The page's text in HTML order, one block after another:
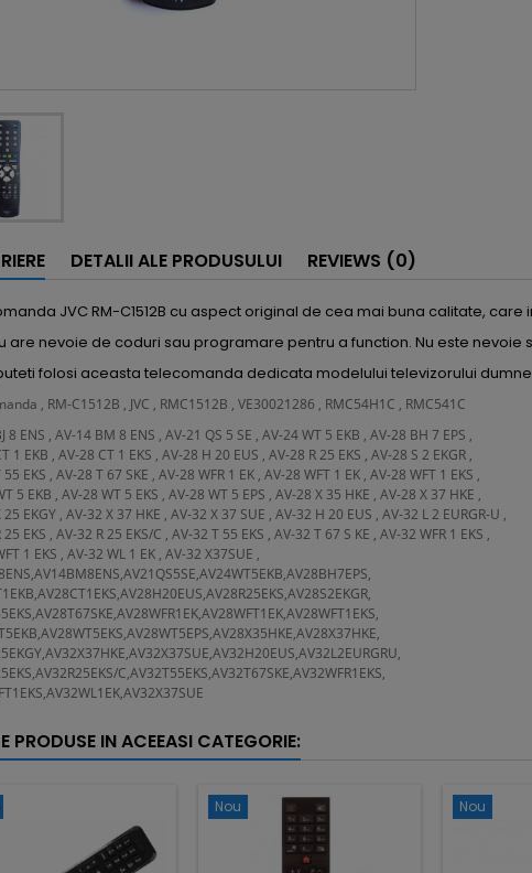
DETALII ALE PRODUSULUI REVIEWS (0)
JVC RM-C1512B cu aspect original de cea mai buna calitate,
are nevoie de coduri sau programare pentru a function. Nu este
folosi aceasta telecomanda dedicata modelului televizorului
, RM-C1512B , JVC , RMC1512B , VE30021286 , RMC54H1C , RMC541C
8 ENS , AV-14 BM 8 ENS , AV-21 QS 5 SE , AV-24 WT 5 EKB , AV-28 BH 7 EPS ,
1 EKB , AV-28 CT 1 EKS , AV-28 H 20 EUS , AV-28 R 25 EKS , AV-28 S 2 EKGR ,
EKS , AV-28 T 67 SKE , AV-28 WFR 1 EK , AV-28 WFT 1 EK , AV-28 WFT 1 EKS ,
5 EKB , AV-28 WT 5 EKS , AV-28 WT 5 EPS , AV-28 X 35 HKE , AV-28 X 37 HKE ,
25 EKGY , AV-32 X 37 HKE , AV-32 X 37 SUE , AV-32 H 20 EUS , AV-32 L 2 EURGR-U ,
25 EKS , AV-32 R 25 EKS/C , AV-32 T 55 EKS , AV-32 T 67 S KE , AV-32 WFR 1 EKS ,
1 EKS , AV-32 WL 1 EK , AV-32 X37SUE ,
C,AV32T55EKS,AV32T67SKE,AV32WFR1EKS,
PRODUSE IN ACEEASI CATEGORIE:
Nou Nou